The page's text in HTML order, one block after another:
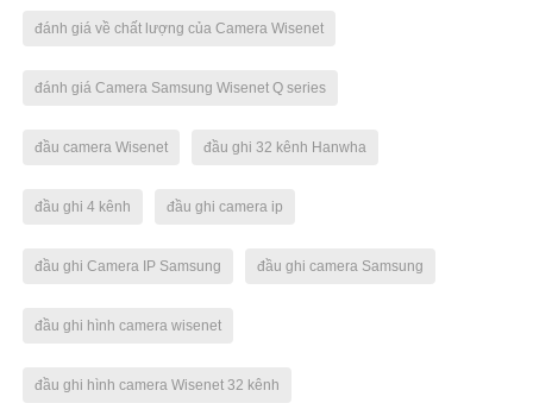
đánh giá về chất lượng của Camera Wisenet
đánh giá Camera Samsung Wisenet Q series
đầu camera Wisenet đầu ghi 32 kênh Hanwha
đầu ghi 4 kênh đầu ghi camera ip
đầu ghi Camera IP Samsung đầu ghi camera Samsung
đầu ghi hình camera wisenet
đầu ghi hình camera Wisenet 32 kênh